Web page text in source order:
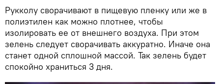
Рукколу сворачивают в пищевую пленку или же в
полиэтилен как можно плотнее, чтобы
изолировать ее от внешнего воздуха. При этом
зелень следует сворачивать аккуратно. Иначе она
станет одной сплошной массой. Так зелень будет
спокойно храниться 3 дня.